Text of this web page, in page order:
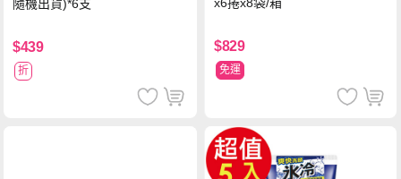
隨機出貨)*6支
$439
折
$829
免運